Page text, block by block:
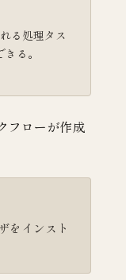
る処理タス
る。
フローが作成
をインスト